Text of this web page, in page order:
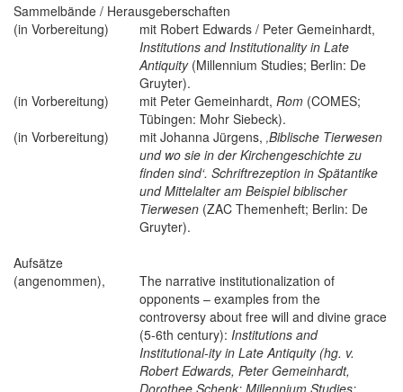
Sammelbände / Herausgeberschaften
(in Vorbereitung)
mit Robert Edwards / Peter Gemeinhardt,
Institutions and Institutionality in Late
Antiquity(Millennium Studies; Berlin: De
Gruyter).
(in Vorbereitung)
mit Peter Gemeinhardt, Rom (COMES;
Tübingen: Mohr Siebeck).
(in Vorbereitung)
mit Johanna Jürgens, ‚Biblische Tierwesen
und wo sie in der Kirchengeschichte zu
finden sind‘. Schriftrezeption in Spätantike
und Mittelalter am Beispiel biblischer
Tierwesen (ZAC Themenheft; Berlin: De
Gruyter).
Aufsätze
(angenommen),
The narrative institutionalization of
opponents – examples from the
controversy about free will and divine grace
(5-6th century): Institutions and
Institutional-ity in Late Antiquity (hg. v.
Robert Edwards, Peter Gemeinhardt,
Dorothee Schenk; Millennium Studies;